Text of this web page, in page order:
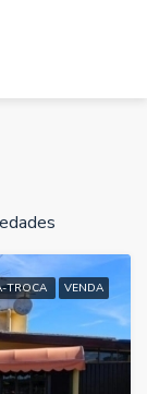
TROCA VENDA